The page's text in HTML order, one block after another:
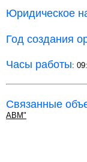
Юридическое
Год создания
Часы работы:
Связанные
ABM"